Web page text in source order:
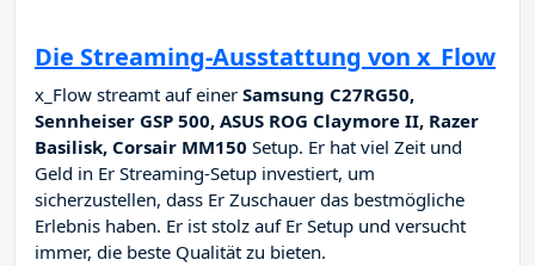
Die Streaming-Ausstattung von x_Flow
x_Flow streamt auf einer Samsung C27RG50,
Sennheiser GSP 500, ASUS ROG Claymore II, Razer
Basilisk, Corsair MM150 Setup. Er hat viel Zeit und
Geld in Er Streaming-Setup investiert, um
sicherzustellen, dass Er Zuschauer das bestmögliche
Erlebnis haben. Er ist stolz auf Er Setup und versucht
immer, die beste Qualität zu bieten.